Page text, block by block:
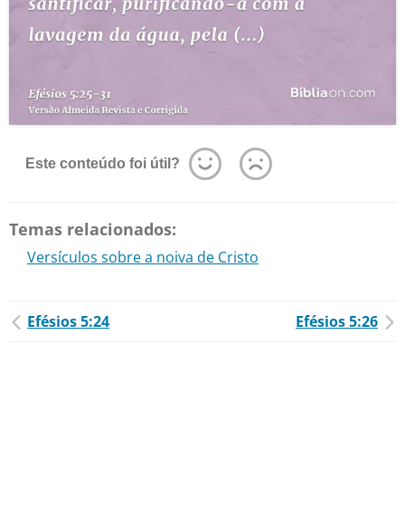
Este conteúdo foi útil?
Temas relacionados:
Versículos sobre a noiva de Cristo
Efésios 5:24 Efésios 5:26